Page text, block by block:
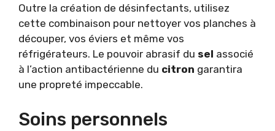
Outre la création de désinfectants, utilisez
cette combinaison pour nettoyer vos planches à
découper, vos éviers et même vos
réfrigérateurs. Le pouvoir abrasif du sel associé
à l’action antibactérienne du citron garantira
une propreté impeccable.
Soins personnels